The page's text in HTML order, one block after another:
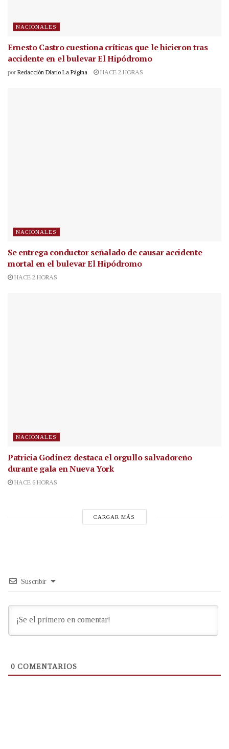
NACIONALES
Ernesto Castro cuestiona críticas que le hicieron tras
accidente en el bulevar El Hipódromo
por Redacción Diario La Página HACE 2 HORAS
NACIONALES
Se entrega conductor señalado de causar accidente
mortal en el bulevar El Hipódromo
HACE 2 HORAS
NACIONALES
Patricia Godínez destaca el orgullo salvadoreño
durante gala en Nueva York
HACE 6 HORAS
CARGAR MÁS
Suscribir
0 COMENTARIOS